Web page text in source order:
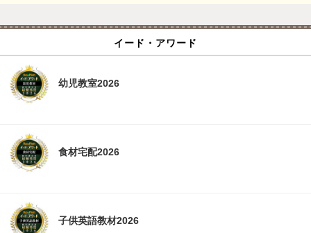
イード・アワード
幼児教室2026
食材宅配2026
子供英語教材2026